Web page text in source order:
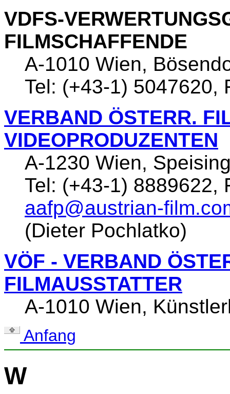
VDFS-
FILMSCHAFFENDE
A-1010 Wien,
Tel: (+43-1) 5047620,
VERBAND ÖSTERR.
VIDEOPRODUZENTEN
A-1230 Wien,
Tel: (+43-1) 8889622,
aafp@austrian-
(Dieter Pochlatko)
VÖF - VERBAND
FILMAUSSTATTER
A-1010 Wien,
Anfang
W